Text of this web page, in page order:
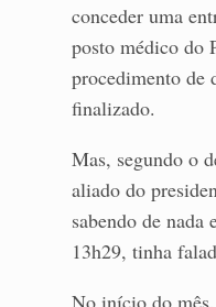
conceder uma
posto médico do
procedimento de
finalizado.
Mas, segundo o
aliado do
sabendo de
13h29, tinha